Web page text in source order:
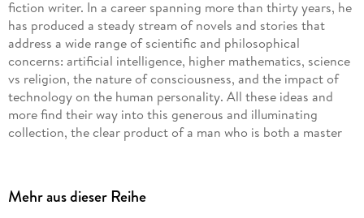
fiction writer. In a career spanning more than thirty years, he
has produced a steady stream of novels and stories that
address a wide range of scientific and philosophical
concerns: artificial intelligence, higher mathematics, science
vs religion, the nature of consciousness, and the impact of
technology on the human personality. All these ideas and
more find their way into this generous and illuminating
collection, the clear product of a man who is both a master
brilliantly conceived, painstakingly developed gem, including
Mehr aus dieser Reihe